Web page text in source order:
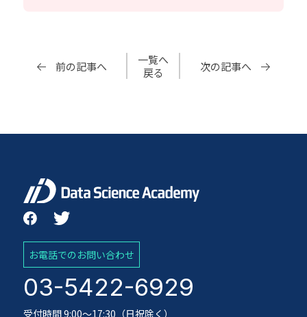
前の記事へ
一覧へ
戻る
次の記事へ
お電話でのお問い合わせ
03-5422-6929
受付時間 9:00～17:30（日祝除く）